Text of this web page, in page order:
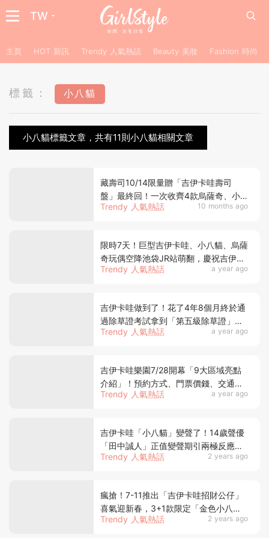
TW
主頁 HOT 新訊 Trendy 人氣熱話 Beauty 美妝 Fashion 時尚
標籤： 小八貓
小八貓標籤文章，共有11則小八貓相關文章
Trendy 人氣熱話 10 months ago
藏壽司10/14限量贈「吉伊卡哇壽司
盤」最終回！一次收齊4款烏薩奇、小
八貓可愛盤子、6大新品「海苔章魚
Trendy 人氣熱話 a year ago
限時7天！巨型吉伊卡哇、小八貓、烏薩
奇玩偶空降池袋JR站萌翻，慶祝吉伊卡
哇樂園開幕粉絲必打卡錯過不再！
Trendy 人氣熱話 a year ago
吉伊卡哇做到了！花了4年8個月終於通
過除草證考試拿到「第五級除草證」，
近百萬吉友恭喜按讚！
Trendy 人氣熱話 a year ago
吉伊卡哇樂園7/28開幕「9大區域亮點
介紹」！預約方式、門票價錢、交通地
點、周邊商品一次看
Trendy 人氣熱話 2 years ago
吉伊卡哇「小八貓」變聲了！14歲聲優
「田中誠人」正值變聲期引兩極反應，
作者曬圖溫馨力挺見證成長
Trendy 人氣熱話 2 years ago
瘋搶！7-11推出「吉伊卡哇招財公仔」
喜氣迎新春，3+1款限定「金色小八」
好運加持1月22日必入手！